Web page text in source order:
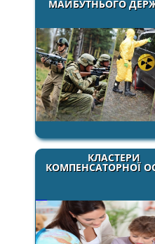
МАЙБУТНЬОГО
КЛАСТЕРИ
КОМПЕНСАТОРНОЇ